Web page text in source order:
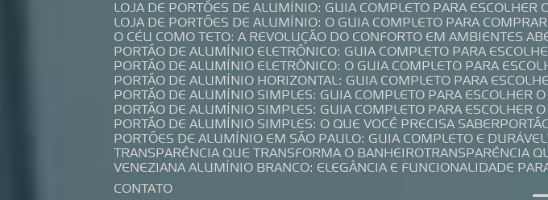
LOJA DE PORTÕES DE ALUMÍNIO: GUIA COMPLETO PARA ESCOLHER
LOJA DE PORTÕES DE ALUMÍNIO: O GUIA COMPLETO PARA COMPRAR
O CÉU COMO TETO: A REVOLUÇÃO DO CONFORTO EM AMBIENTES
PORTÃO DE ALUMÍNIO ELETRÔNICO: GUIA COMPLETO PARA
PORTÃO DE ALUMÍNIO ELETRÔNICO: O GUIA COMPLETO PARA
PORTÃO DE ALUMÍNIO HORIZONTAL: GUIA COMPLETO PARA
PORTÃO DE ALUMÍNIO SIMPLES: GUIA COMPLETO PARA ESCOLHER
PORTÃO DE ALUMÍNIO SIMPLES: GUIA COMPLETO PARA ESCOLHER
PORTÃO DE ALUMÍNIO SIMPLES: O QUE VOCÊ PRECISA SABER
PORTÕES DE ALUMÍNIO EM SÃO PAULO: GUIA COMPLETO E DURÁVEL
TRANSPARÊNCIA QUE TRANSFORMA O BANHEIRO TRANSPARÊNCIA
VENEZIANA ALUMÍNIO BRANCO: ELEGÂNCIA E FUNCIONALIDADE
CONTATO